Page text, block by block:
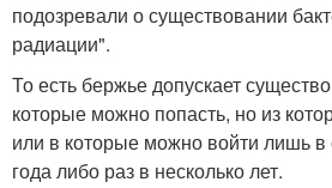
подозревали о существовании
радиации".
То есть бержье допускает
которые можно попасть, но из
или в которые можно войти лишь
года либо раз в несколько лет.